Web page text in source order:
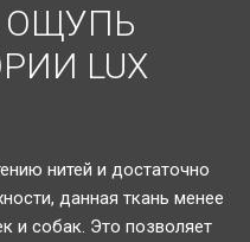
ОЩУПЬ
LUX
нитей и достаточно
данная ткань менее
и собак. Это позволяет